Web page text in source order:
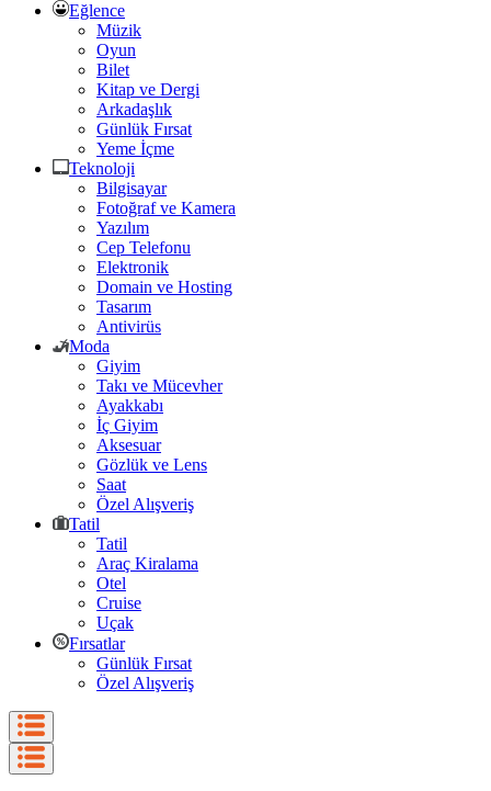
Eğlence
Müzik
Oyun
Bilet
Kitap ve Dergi
Arkadaşlık
Günlük Fırsat
Yeme İçme
Teknoloji
Bilgisayar
Fotoğraf ve Kamera
Yazılım
Cep Telefonu
Elektronik
Domain ve Hosting
Tasarım
Antivirüs
Moda
Giyim
Takı ve Mücevher
Ayakkabı
İç Giyim
Aksesuar
Gözlük ve Lens
Saat
Özel Alışveriş
Tatil
Tatil
Araç Kiralama
Otel
Cruise
Uçak
Fırsatlar
Günlük Fırsat
Özel Alışveriş